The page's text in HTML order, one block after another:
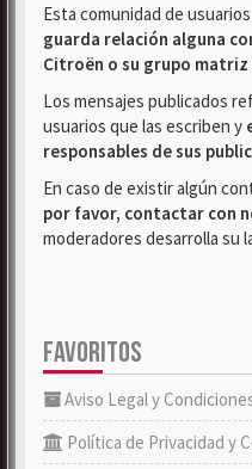
Esta comunidad de usuarios
guarda relación alguna
Citroën o su grupo
Los mensajes publicados
usuarios que las escriben y
responsables de sus
En caso de existir algún
por favor, contactar con
moderadores desarrolla su
FAVORITOS
Aviso Legal y
Política de Privacidad y